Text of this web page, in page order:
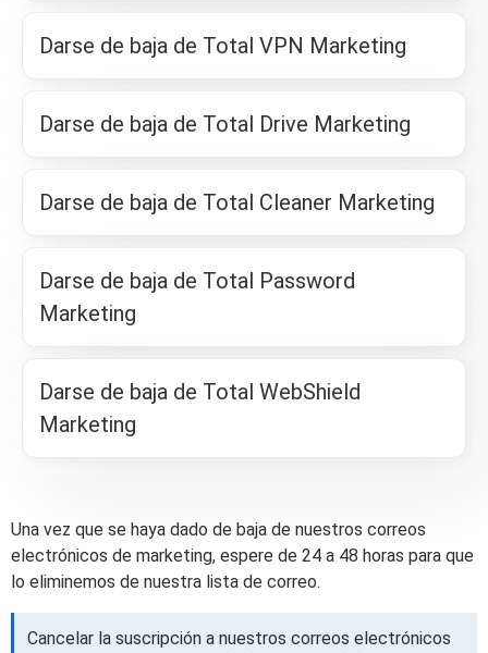
Darse de baja de Total VPN Marketing
Darse de baja de Total Drive Marketing
Darse de baja de Total Cleaner Marketing
Darse de baja de Total Password
Marketing
Darse de baja de Total WebShield
Marketing
Una vez que se haya dado de baja de nuestros correos
electrónicos de marketing, espere de 24 a 48 horas para que
lo eliminemos de nuestra lista de correo.
Cancelar la suscripción a nuestros correos electrónicos